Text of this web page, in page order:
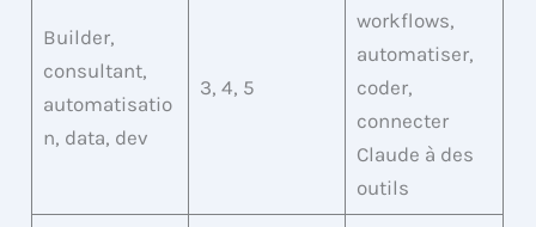
Builder,
consultant,
automatisatio
n, data, dev
3, 4, 5
workflows,
automatiser,
coder,
connecter
Claude à des
outils